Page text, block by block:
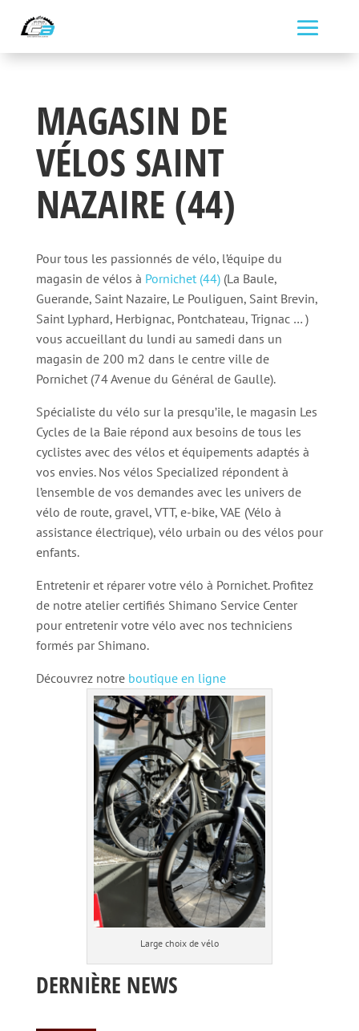
MAGASIN DE
VÉLOS SAINT
NAZAIRE (44)
Pour tous les passionnés de vélo, l’équipe du
magasin de vélos à Pornichet (44)(La Baule,
Guerande, Saint Nazaire, Le Pouliguen, Saint Brevin,
Saint Lyphard, Herbignac, Pontchateau, Trignac … )
vous accueillant du lundi au samedi dans un
magasin de 200 m2 dans le centre ville de
Pornichet (74 Avenue du Général de Gaulle).
Spécialiste du vélo sur la presqu’ile, le magasin Les
Cycles de la Baie répond aux besoins de tous les
cyclistes avec des vélos et équipements adaptés à
vos envies. Nos vélos Specialized répondent à
l’ensemble de vos demandes avec les univers de
vélo de route, gravel, VTT, e-bike, VAE (Vélo à
assistance électrique), vélo urbain ou des vélos pour
enfants.
Entretenir et réparer votre vélo à Pornichet. Profitez
de notre atelier certifiés Shimano Service Center
pour entretenir votre vélo avec nos techniciens
formés par Shimano.
Découvrez notre boutique en ligne
Large choix de vélo
DERNIÈRE NEWS